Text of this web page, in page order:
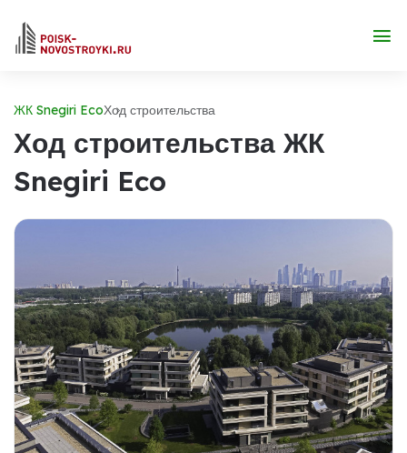
ЖК Snegiri EcoХод строительства
Ход строительства ЖК
Snegiri Eco